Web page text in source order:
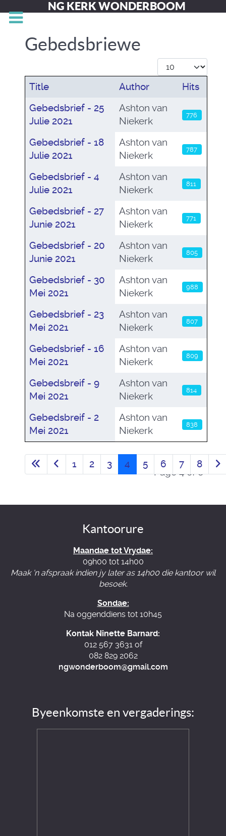
NG KERK WONDERBOOM
Gebedsbriewe
Display #
Articles
Title Author
Hits
Gebedsbrief - 25
Julie 2021
Ashton van
Niekerk
776
Gebedsbrief - 18
Julie 2021
Ashton van
Niekerk
787
Gebedsbrief - 4
Julie 2021
Ashton van
Niekerk
811
Gebedsbrief - 27
Junie 2021
Ashton van
Niekerk
771
Gebedsbrief - 20
Junie 2021
Ashton van
Niekerk
805
Gebedsbrief - 30
Mei 2021
Ashton van
Niekerk
988
Gebedsbrief - 23
Mei 2021
Ashton van
Niekerk
807
Gebedsbrief - 16
Mei 2021
Ashton van
Niekerk
809
Gebedsbreif - 9
Mei 2021
Ashton van
Niekerk
814
Gebedsbreif - 2
Mei 2021
Ashton van
Niekerk
838
Page 4 of 8
1 2 3 4 5 6 7 8
Kantoorure
Maandae tot Vrydae:
09h00 tot 14h00
Maak 'n afspraak indien jy later as 14h00 die kantoor wil
besoek.
Sondae:
Na oggenddiens tot 10h45
Kontak Ninette Barnard:
012 567 3631 of
082 829 2062
ngwonderboom@gmail.com
Byeenkomste en vergaderings: